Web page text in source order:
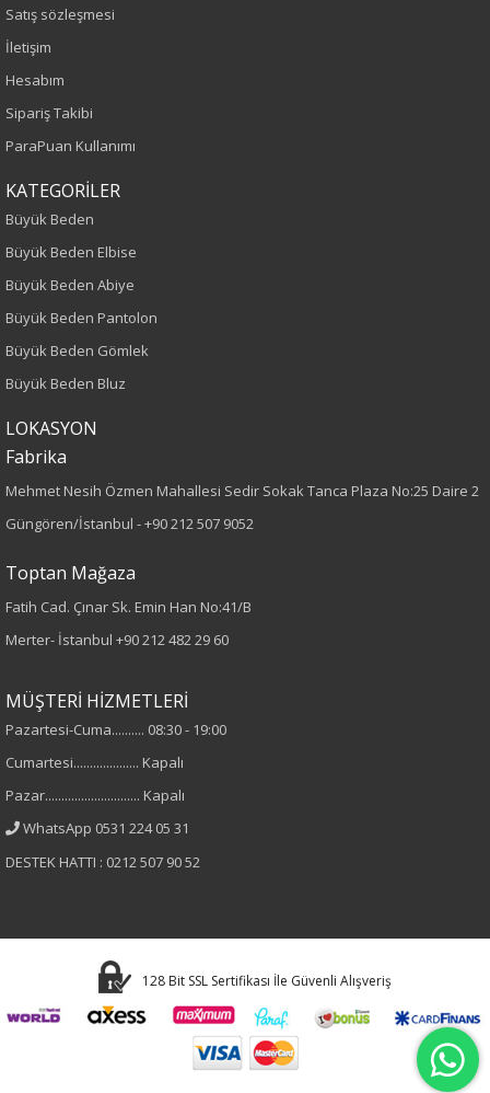
İlkbahar-Yaz
Yaş Grubu
Yetişkin
Büyük Beden
80
Kumaş Tipi
Örme
Desen
Düz
Kumaş
%95 Viskon
%5 Elastan
Yaka Tipi
V Yaka
Cinsiyet
Uzun Kol
Satış sözleşmesi
İletişim
Hesabım
Sipariş Takibi
ParaPuan Kullanımı
KATEGORİLER
Büyük Beden
Büyük Beden Elbise
Büyük Beden Abiye
Büyük Beden Pantolon
Büyük Beden Gömlek
Büyük Beden Bluz
LOKASYON
Fabrika
Mehmet Nesih Özmen Mahallesi Sedir Sokak Tanca Plaza No:25 Daire 2
Güngören/İstanbul -+90 212 507 9052
Toptan Mağaza
Fatih Cad. Çınar Sk. Emin Han No:41/B
Merter- İstanbul +90 212 482 29 60
MÜŞTERİ HİZMETLERİ
Pazartesi-Cuma.......... 08:30 - 19:00
Cumartesi.................... Kapalı
Pazar............................. Kapalı
WhatsApp 0531 224 05 31
DESTEK HATTI : 0212 507 90 52
128 Bit SSL Sertifikası İle Güvenli Alışveriş